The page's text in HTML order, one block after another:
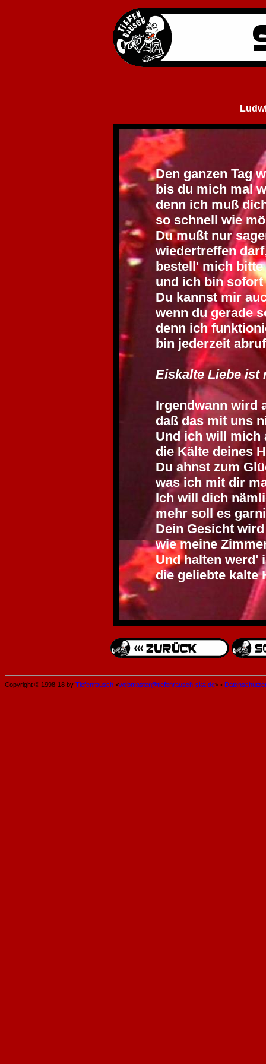
Den ganzen Tag
bis du mich mal
denn ich muß
so schnell wie
Du mußt nur
wiedertreffen
bestell' mich
und ich bin sofort
Du kannst mir
wenn du gerade
denn ich
bin jederzeit
Eiskalte Liebe ist
Irgendwann wird
daß das mit uns
Und ich will mich
die Kälte deines
Du ahnst zum
was ich mit dir
Ich will dich
mehr soll es
Dein Gesicht
wie meine
Und halten werd'
die geliebte kalte
Copyright © 1998-18 by Tiefenrausch <webmaster@tiefenrausch-ska.de> •